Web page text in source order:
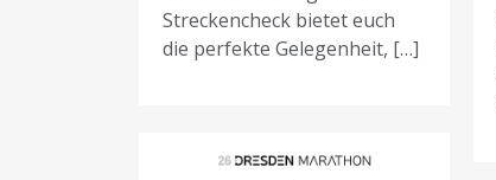
Streckencheck bietet euch
die perfekte Gelegenheit, […]